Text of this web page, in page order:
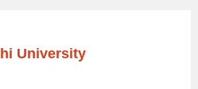
University